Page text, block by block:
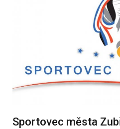
Sportovec města